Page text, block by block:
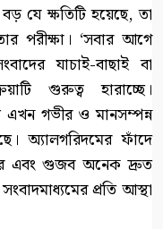
যে ক্ষতিটি হয়েছে, তা
পরীক্ষা। ‘সবার আগে
যাচাই-বাছাই বা
গুরুত্ব হারাচ্ছে।
গভীর ও মানসম্পন্ন
অ্যালগরিদমের ফাঁদে
এবং গুজব অনেক দ্রুত
প্রতি আস্থা